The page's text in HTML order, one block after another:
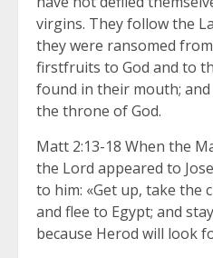
virgins. They follow the
they were ransomed
firstfruits to God and to
found in their mouth;
the throne of God.
Matt 2:13-18 When the
the Lord appeared to
to him: «Get up, take the
and flee to Egypt; and
because Herod will look